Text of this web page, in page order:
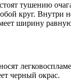
тушению
круг. Внутри
ширину
черный окрас.